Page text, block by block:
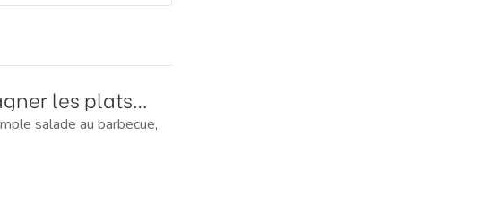
les plats
salade au barbecue,